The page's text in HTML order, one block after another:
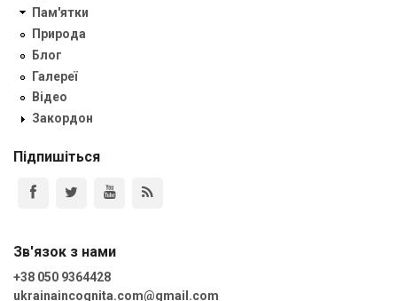
Пам'ятки
Природа
Блог
Галереї
Відео
Закордон
Підпишіться
Зв'язок з нами
+38 050 9364428
ukrainaincognita.com@gmail.com